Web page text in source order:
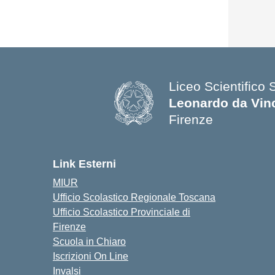
Liceo Scientifico
Leonardo da
Firenze
Link Esterni
MIUR
Ufficio Scolastico Regionale Toscana
Ufficio Scolastico Provinciale di
Firenze
Scuola in Chiaro
Iscrizioni On Line
Invalsi